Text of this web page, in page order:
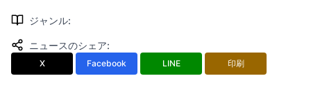
ジャンル:
ニュースのシェア:
X Facebook LINE 印刷